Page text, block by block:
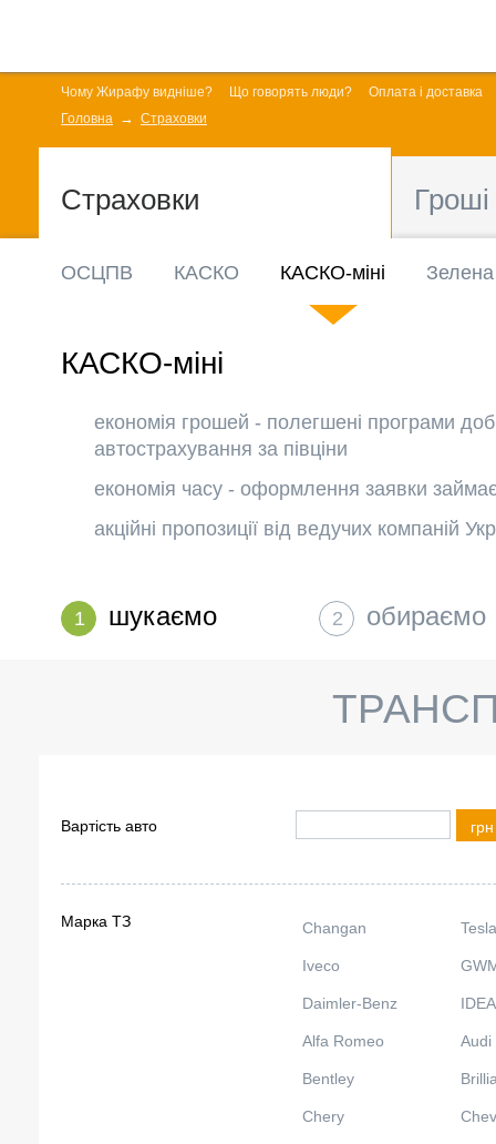
Чому Жирафу видніше? Що говорять люди?
Оплата і доставка
Головна
Страховки
Страховки Гроші
ОСЦПВ КАСКО КАСКО-міні
КАСКО-міні
економія грошей - полегшені програми
автострахування за півціни
економія часу - оформлення заявки
акційні пропозиції від ведучих компаній
шукаємо
1 обираємо
2
грн
Вартість авто
Changan Tesla
Iveco
Daimler-Benz
Alfa Romeo Audi
Bentley
Chery
Марка ТЗ